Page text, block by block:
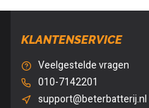
KLANTENSERVICE
Veelgestelde vragen
010-7142201
support@beterbatterij.nl